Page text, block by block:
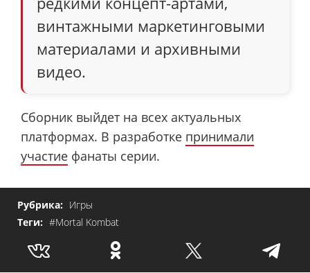
винтажными маркетинговыми
материалами и архивными
видео.
Сборник выйдет на всех актуальных
платформах. В разработке принимали
участие фанаты серии.
Рубрика: Игры
Теги: #Mortal Kombat